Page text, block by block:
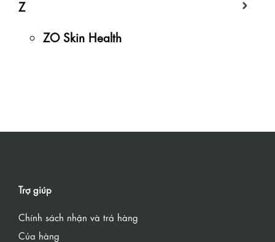
Z
ZO Skin Health
Trợ giúp
Chính sách nhận và trả hàng
Của hàng